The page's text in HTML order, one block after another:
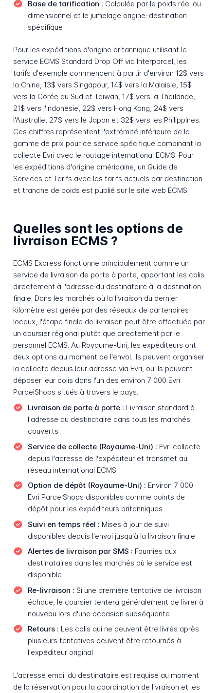
Base de tarification : Calculée par le poids réel ou
dimensionnel et le jumelage origine-destination
spécifique
Pour les expéditions d'origine britannique utilisant le
service ECMS Standard Drop Off via Interparcel, les
tarifs d'exemple commencent à partir d'environ 12$ vers
la Chine, 13$ vers Singapour, 14$ vers la Malaisie, 15$
vers la Corée du Sud et Taiwan, 17$ vers la Thaïlande,
21$ vers l'Indonésie, 22$ vers Hong Kong, 24$ vers
l'Australie, 27$ vers le Japon et 32$ vers les Philippines.
Ces chiffres représentent l'extrémité inférieure de la
gamme de prix pour ce service spécifique combinant la
collecte Evri avec le routage international ECMS. Pour
les expéditions d'origine américaine, un Guide de
Services et Tarifs avec les tarifs actuels par destination
et tranche de poids est publié sur le site web ECMS.
Quelles sont les options de
livraison ECMS ?
ECMS Express fonctionne principalement comme un
service de livraison de porte à porte, apportant les colis
directement à l'adresse du destinataire à la destination
finale. Dans les marchés où la livraison du dernier
kilomètre est gérée par des réseaux de partenaires
locaux, l'étape finale de livraison peut être effectuée par
un coursier régional plutôt que directement par le
personnel ECMS. Au Royaume-Uni, les expéditeurs ont
deux options au moment de l'envoi. Ils peuvent organiser
la collecte depuis leur adresse via Evri, ou ils peuvent
déposer leur colis dans l'un des environ 7 000 Evri
ParcelShops situés à travers le pays.
Livraison de porte à porte : Livraison standard à
l'adresse du destinataire dans tous les marchés
couverts
Service de collecte (Royaume-Uni) : Evri collecte
depuis l'adresse de l'expéditeur et transmet au
réseau international ECMS
Option de dépôt (Royaume-Uni) : Environ 7 000
Evri ParcelShops disponibles comme points de
dépôt pour les expéditeurs britanniques
Suivi en temps réel : Mises à jour de suivi
disponibles depuis l'envoi jusqu'à la livraison finale
Alertes de livraison par SMS : Fournies aux
destinataires dans les marchés où le service est
disponible
Re-livraison : Si une première tentative de livraison
échoue, le coursier tentera généralement de livrer à
nouveau lors d'une occasion subséquente
Retours : Les colis qui ne peuvent être livrés après
plusieurs tentatives peuvent être retournés à
l'expéditeur original
L'adresse email du destinataire est requise au moment
de la réservation pour la coordination de livraison et les